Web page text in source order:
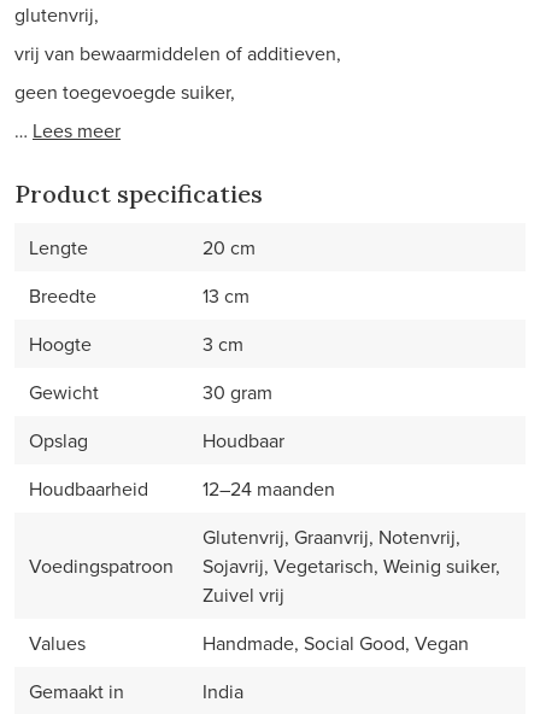
glutenvrij,
vrij van bewaarmiddelen of additieven,
geen toegevoegde suiker,
… Lees meer
Product specificaties
Lengte
20 cm
Breedte
13 cm
Hoogte
3 cm
Gewicht
30 gram
Opslag
Houdbaar
Houdbaarheid
12–24 maanden
Voedingspatroon
Glutenvrij, Graanvrij, Notenvrij,
Sojavrij, Vegetarisch, Weinig suiker,
Zuivel vrij
Values
Handmade, Social Good, Vegan
Gemaakt in
India